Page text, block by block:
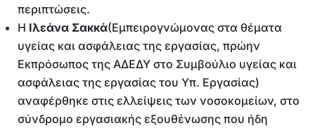
περιπτώσεις.
Η Ιλεάνα Σακκά(Εμπειρογνώμονας στα θέματα
υγείας και ασφάλειας της εργασίας, πρώην
Εκπρόσωπος της ΑΔΕΔΥ στο Συμβούλιο υγείας και
ασφάλειας της εργασίας του Υπ. Εργασίας)
αναφέρθηκε στις ελλείψεις των νοσοκομείων, στο
σύνδρομο εργασιακής εξουθένωσης που ήδη